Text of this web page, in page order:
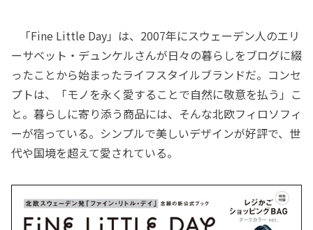
「Fine Little Day」は、2007年にスウェーデン人のエリ
ーサベット・デュンケルさんが日々の暮らしをブログに綴
ったことから始まったライフスタイルブランドだ。コンセ
プトは、「モノを永く愛することで自然に敬意を払う」こ
と。暮らしに寄り添う商品には、そんな北欧フィロソフィ
ーが宿っている。シンプルで美しいデザインが好評で、世
代や国境を超えて愛されている。